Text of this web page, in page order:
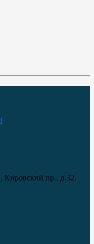
Кировский пр., д.32.